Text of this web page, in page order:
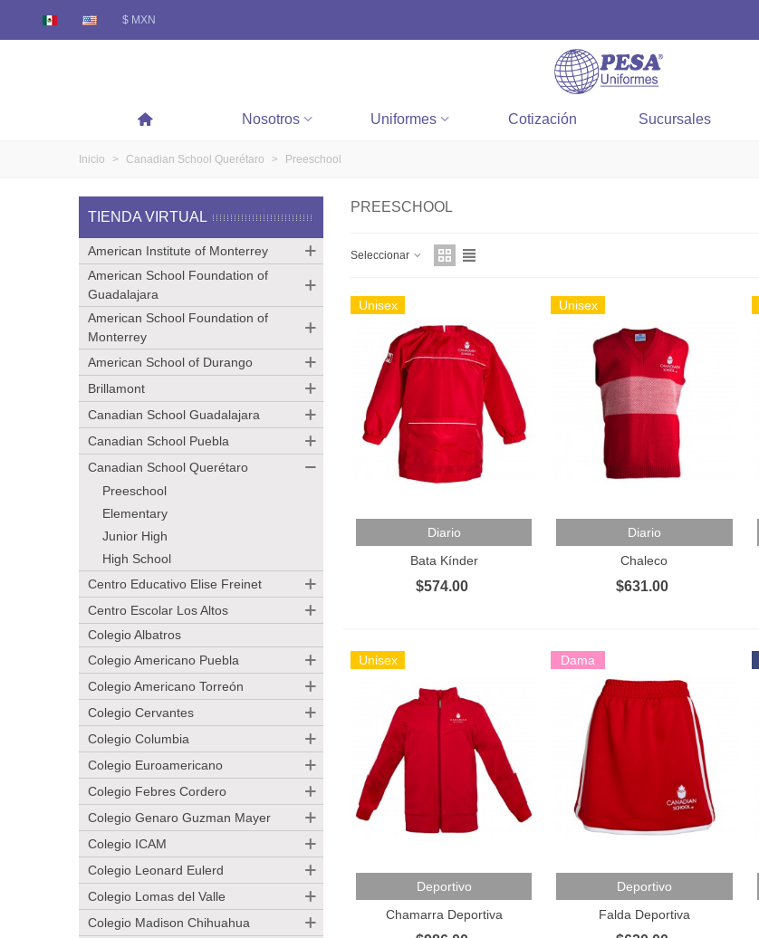
$ MXN
Nosotros Uniformes Cotización Sucursales
Inicio > Canadian School Querétaro > Preeschool
TIENDA VIRTUAL
American Institute of Monterrey
American School Foundation of
Guadalajara
American School Foundation of
Monterrey
American School of Durango
Brillamont
Canadian School Guadalajara
Canadian School Puebla
Canadian School Querétaro
Preeschool
Elementary
Junior High
High School
Centro Educativo Elise Freinet
Centro Escolar Los Altos
Colegio Albatros
Colegio Americano Puebla
Colegio Americano Torreón
Colegio Cervantes
Colegio Columbia
Colegio Euroamericano
Colegio Febres Cordero
Colegio Genaro Guzman Mayer
Colegio ICAM
Colegio Leonard Eulerd
Colegio Lomas del Valle
Colegio Madison Chihuahua
PREESCHOOL
Seleccionar
Unisex
Añadir Al Carrito
Diario
Bata Kínder
$574.00
Unisex
Añadir Al Carrito
Diario
Chaleco
$631.00
Unisex
Añadir Al Carrito
Deportivo
Chamarra Deportiva
Dama
Añadir Al Carrito
Deportivo
Falda Deportiva